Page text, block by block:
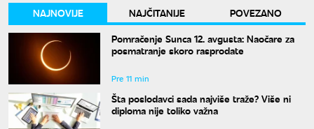
NAJNOVIJE NAJČITANIJE
POVEZANO
Pomračenje Sunca 12. avgusta: Naočare za
posmatranje skoro rasprodate
Pre 11 min
Šta poslodavci sada najviše traže? Više ni
diploma nije toliko važna